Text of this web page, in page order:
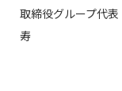
取締役グループ代
寿